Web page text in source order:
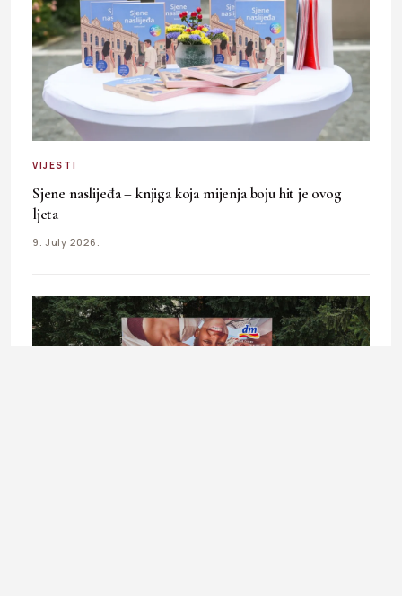
VIJESTI
Sjene naslijeđa – knjiga koja mijenja boju hit je ovog
ljeta
9. July 2026.